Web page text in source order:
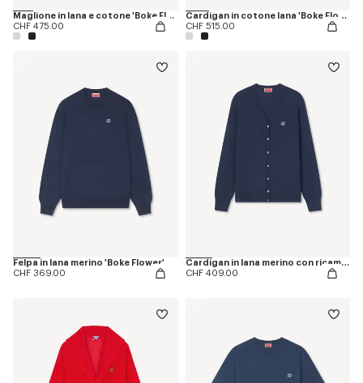
Maglione in lana e cotone 'Boke Flower'
CHF 475.00
Cardigan in cotone lana 'Boke Flower'
CHF 515.00
Felpa in lana merino 'Boke Flower'
CHF 369.00
Cardigan in lana merino con ricamo 'Boke Flower'
CHF 409.00